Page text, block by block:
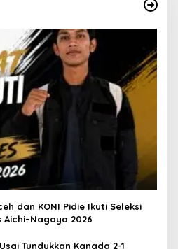
dan KONI Pidie Ikuti Seleksi
Aichi–Nagoya 2026
Tundukkan Kanada 2-1